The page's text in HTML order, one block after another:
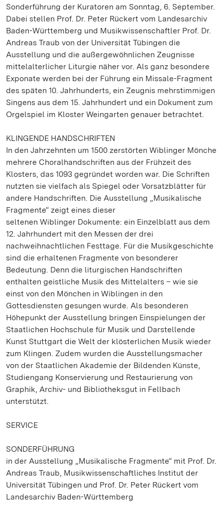
Sonderführung der Kuratoren am Sonntag, 6. September.
Dabei stellen Prof. Dr. Peter Rückert vom Landesarchiv
Baden-Württemberg und Musikwissenschaftler Prof. Dr.
Andreas Traub von der Universität Tübingen die
Ausstellung und die außergewöhnlichen Zeugnisse
mittelalterlicher Liturgie näher vor. Als ganz besondere
Exponate werden bei der Führung ein Missale-Fragment
des späten 10. Jahrhunderts, ein Zeugnis mehrstimmigen
Singens aus dem 15. Jahrhundert und ein Dokument zum
Orgelspiel im Kloster Weingarten genauer betrachtet.
KLINGENDE HANDSCHRIFTEN
In den Jahrzehnten um 1500 zerstörten Wiblinger Mönche
mehrere Choralhandschriften aus der Frühzeit des
Klosters, das 1093 gegründet worden war. Die Schriften
nutzten sie vielfach als Spiegel oder Vorsatzblätter für
andere Handschriften. Die Ausstellung „Musikalische
Fragmente“ zeigt eines dieser
seltenen Wiblinger Dokumente: ein Einzelblatt aus dem
12. Jahrhundert mit den Messen der drei
nachweihnachtlichen Festtage. Für die Musikgeschichte
sind die erhaltenen Fragmente von besonderer
Bedeutung. Denn die liturgischen Handschriften
enthalten geistliche Musik des Mittelalters – wie sie
einst von den Mönchen in Wiblingen in den
Gottesdiensten gesungen wurde. Als besonderen
Höhepunkt der Ausstellung bringen Einspielungen der
Staatlichen Hochschule für Musik und Darstellende
Kunst Stuttgart die Welt der klösterlichen Musik wieder
zum Klingen. Zudem wurden die Ausstellungsmacher
von der Staatlichen Akademie der Bildenden Künste,
Studiengang Konservierung und Restaurierung von
Graphik, Archiv- und Bibliotheksgut in Fellbach
unterstützt.
SERVICE
SONDERFÜHRUNG
in der Ausstellung „Musikalische Fragmente“ mit Prof. Dr.
Andreas Traub, Musikwissenschaftliches Institut der
Universität Tübingen und Prof. Dr. Peter Rückert vom
Landesarchiv Baden-Württemberg